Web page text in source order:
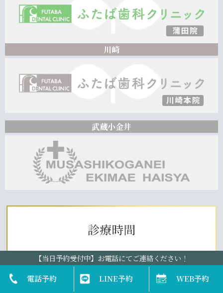
川崎
武蔵小金井
【当日予約受付中】お電話にてご連絡ください！
電話予約
LINE予約 WEB予約